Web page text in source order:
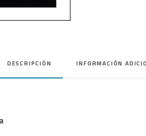
DESCRIPCIÓN INFORMACIÓN